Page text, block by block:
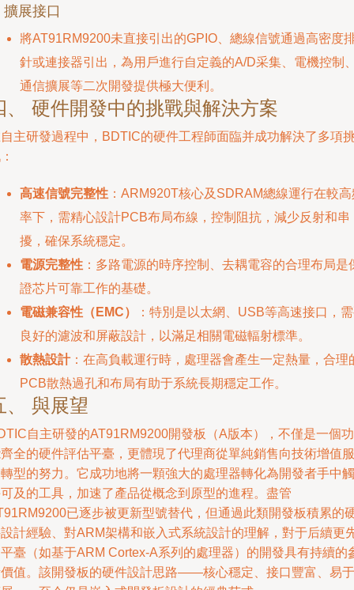
擴展接口
將AT91RM9200未直接引出的GPIO、總線信號通過高密度
針或連接器引出，為用戶進行自定義的A/D采集、電機控制
通信擴展等二次開發提供極大便利。
、 硬件開發中的挑戰與解決方案
主研發過程中，BDTIC的硬件工程師面臨并成功解決了多項
高速信號完整性 ：ARM920T核心及SDRAM總線運行在較
率下，需精心設計PCB布局布線，控制阻抗，減少反射和串
擾，確保系統穩定。
電源完整性 ：多路電源的時序控制、去耦電容的合理布局是
證芯片可靠工作的基礎。
電磁兼容性（EMC）
：特別是以太網、USB等高速接口，
良好的濾波和屏蔽設計，以滿足相關電磁輻射標準。
散熱設計：在高負載運行時，處理器會產生一定熱量，合理
PCB散熱過孔和布局有助于系統長期穩定工作。
、 與展望
自主研發的AT91RM9200開發板（A版本），不僅是一個功
全的硬件評估平臺，更體現了代理商從單純銷售向技術增值服
型的努力。它成功地將一顆強大的處理器轉化為開發者手中觸
及的工具，加速了產品從概念到原型的進程。盡管
已逐步被更新型號替代，但通過此類開發板積累的
計經驗、對ARM架構和嵌入式系統設計的理解，對于后續更
臺（如基于ARM Cortex-A系列的處理器）的開發具有持續的
值。該開發板的硬件設計思路——核心穩定、接口豐富、易于